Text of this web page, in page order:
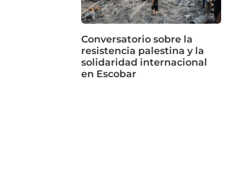
Conversatorio sobre la
resistencia palestina y la
solidaridad internacional
en Escobar